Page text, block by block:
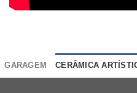
GARAGEM CERÂMICA